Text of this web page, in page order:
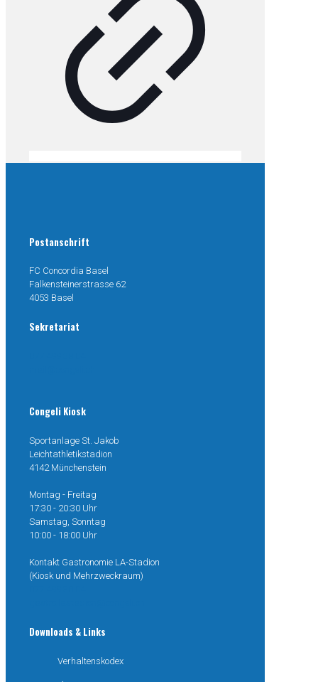
Postanschrift
FC Concordia Basel
Falkensteinerstrasse 62
4053 Basel
Sekretariat
Congeli Kiosk
Sportanlage St. Jakob
Leichtathletikstadion
4142 Münchenstein
Montag - Freitag
17:30 - 20:30 Uhr
Samstag, Sonntag
10:00 - 18:00 Uhr
Kontakt Gastronomie LA-Stadion
(Kiosk und Mehrzweckraum)
Downloads & Links
Verhaltenskodex